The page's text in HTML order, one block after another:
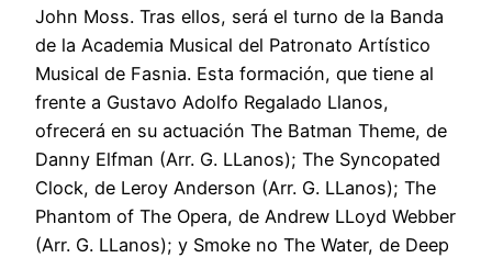
John Moss. Tras ellos, será el turno de la Banda
de la Academia Musical del Patronato Artístico
Musical de Fasnia. Esta formación, que tiene al
frente a Gustavo Adolfo Regalado Llanos,
ofrecerá en su actuación The Batman Theme, de
Danny Elfman (Arr. G. LLanos); The Syncopated
Clock, de Leroy Anderson (Arr. G. LLanos); The
Phantom of The Opera, de Andrew LLoyd Webber
(Arr. G. LLanos); y Smoke no The Water, de Deep